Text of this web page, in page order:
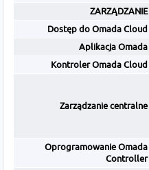
ZARZĄDZANIE
Dostęp do Omada Cloud
Aplikacja Omada
Kontroler Omada Cloud
Zarządzanie centralne
Oprogramowanie Omada
Controller